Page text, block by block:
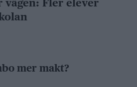
Fler elever
mer makt?